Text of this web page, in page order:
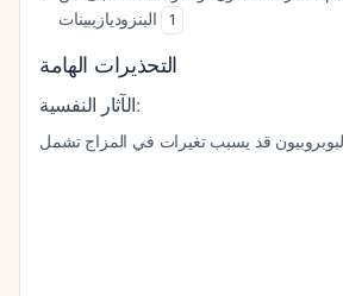
1
التحذيرات الهامة
الآثار النفسية: